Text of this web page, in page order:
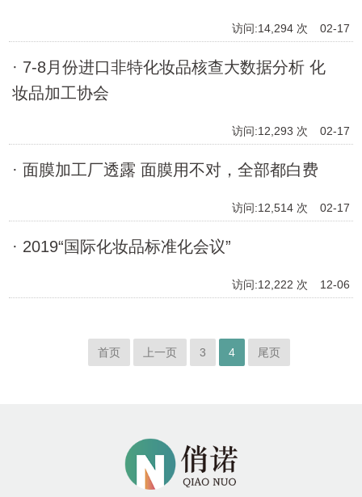
访问:14,294 次 02-17
· 7-8月份进口非特化妆品核查大数据分析 化
妆品加工协会
访问:12,293 次 02-17
· 面膜加工厂透露 面膜用不对，全部都白费
访问:12,514 次 02-17
· 2019“国际化妆品标准化会议”
访问:12,222 次 12-06
首页 上一页 3 4 尾页